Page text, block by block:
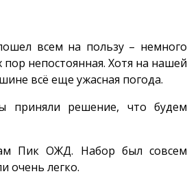
всем на пользу – немного
непостоянная. Хотя на нашей
всё еще ужасная погода.
решение, что будем
Пик ОЖД. Набор был совсем
очень легко.